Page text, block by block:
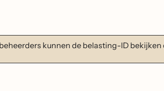
kunnen de belasting-ID bekijken